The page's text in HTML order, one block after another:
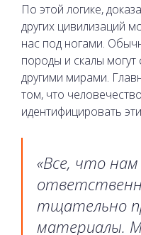
По этой логике,
других цивилизаций
нас под ногами.
породы и скалы
другими мирами.
том, что
идентифицировать
«Все, что
тщательно
материалы.